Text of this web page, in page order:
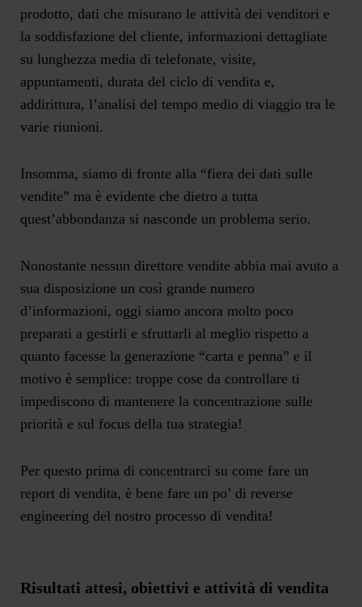
prodotto, dati che misurano le attività dei venditori e
la soddisfazione del cliente, informazioni dettagliate
su lunghezza media di telefonate, visite,
appuntamenti, durata del ciclo di vendita e,
addirittura, l’analisi del tempo medio di viaggio tra le
varie riunioni.
Insomma, siamo di fronte alla “fiera dei dati sulle
vendite” ma è evidente che dietro a tutta
quest’abbondanza si nasconde un problema serio.
Nonostante nessun direttore vendite abbia mai avuto a
sua disposizione un così grande numero
d’informazioni, oggi siamo ancora molto poco
preparati a gestirli e sfruttarli al meglio rispetto a
quanto facesse la generazione “carta e penna” e il
motivo è semplice: troppe cose da controllare ti
impediscono di mantenere la concentrazione sulle
priorità e sul focus della tua strategia!
Per questo prima di concentrarci su come fare un
report di vendita, è bene fare un po’ di reverse
engineering del nostro processo di vendita!
Risultati attesi, obiettivi e attività di vendita